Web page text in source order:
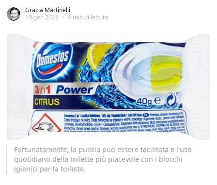
Grazia Martinelli
19 gen 2023 • 4 min di lettura
Fortunatamente, la pulizia può essere facilitata e l'uso
quotidiano della toilette più piacevole con i blocchi
igienici per la toilette.